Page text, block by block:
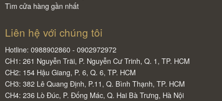
Tìm cửa hàng gần nhất
Liên hệ với chúng tôi
Hotline: 0988902860 - 0902972972
CH1: 261 Nguyễn Trãi, P. Nguyễn Cư Trinh, Q. 1, TP. HCM
CH2: 154 Hậu Giang, P. 6, Q. 6, TP. HCM
CH3: 382 Lê Quang Định, P.11, Q. Bình Thạnh, TP. HCM
CH4: 236 Lò Đúc, P. Đống Mác, Q. Hai Bà Trưng, Hà Nội